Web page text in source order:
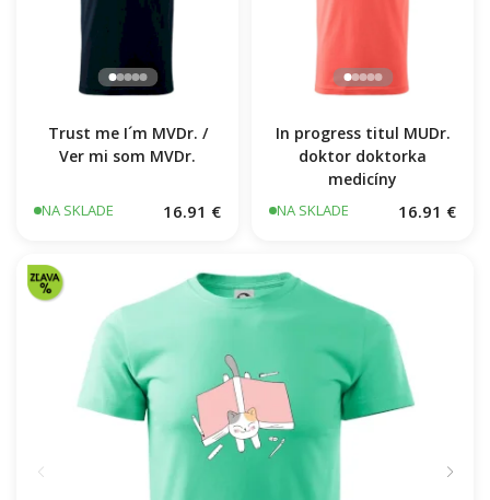
Trust me I´m MVDr. /
Ver mi som MVDr.
NA SKLADE 16.91 €
In progress titul MUDr.
doktor doktorka
medicíny
NA SKLADE 16.91 €